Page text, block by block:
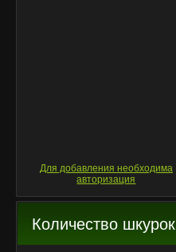
Для добавления необходима
авторизация
Количество шкурок